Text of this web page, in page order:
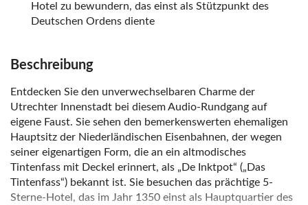
Hotel zu bewundern, das einst als Stützpunkt des
Deutschen Ordens diente
Beschreibung
Entdecken Sie den unverwechselbaren Charme der
Utrechter Innenstadt bei diesem Audio-Rundgang auf
eigene Faust. Sie sehen den bemerkenswerten ehemaligen
Hauptsitz der Niederländischen Eisenbahnen, der wegen
seiner eigenartigen Form, die an ein altmodisches
Tintenfass mit Deckel erinnert, als „De Inktpot“ („Das
Tintenfass“) bekannt ist. Sie besuchen das prächtige 5-
Sterne-Hotel, das im Jahr 1350 einst als Hauptquartier des